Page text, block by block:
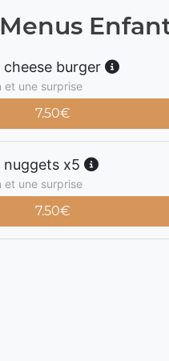
burger
et une surprise
7.50€
x5
et une surprise
7.50€